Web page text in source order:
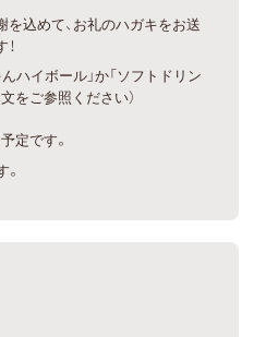
込めて、お礼のハガキをお送
ハイボール」か「ソフトドリン
文をご参照ください）
定です。